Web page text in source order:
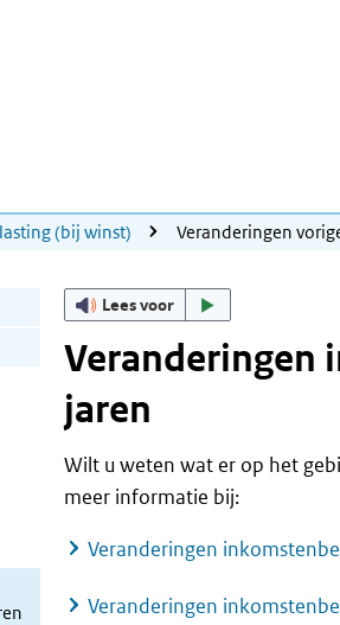
(bij winst) Veranderingen
Lees voor
Veranderingen
jaren
Wilt u weten wat er op het
meer informatie bij:
Veranderingen
Veranderingen